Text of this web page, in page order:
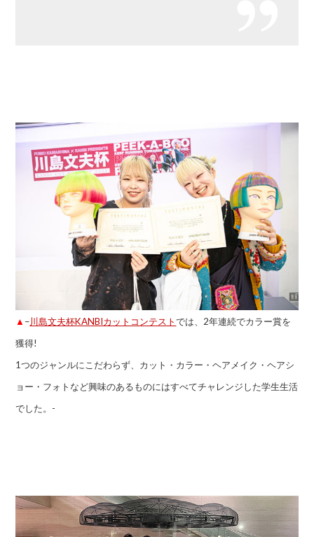
▲ –川島文夫杯KANBIカットコンテストでは、2年連続でカラー賞を
獲得!
1つのジャンルにこだわらず、カット・カラー・ヘアメイク・ヘアシ
ョー・フォトなど興味のあるものにはすべてチャレンジした学生生活
でした。-